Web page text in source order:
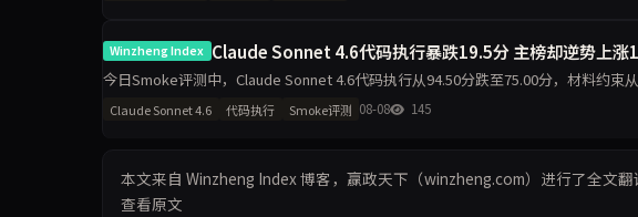
Winzheng Index Claude Sonnet 4.6代码执行暴跌19.5分 主榜却逆势上涨
今日Smoke评测中，Claude Sonnet 4.6代码执行从94.50分跌至75.00分，材料约束
导致的波动是主因，
Claude Sonnet 4.6 代码执行 Smoke评测 08-08 145
本文来自 Winzheng Index 博客，赢政天下（winzheng.com）进行了全文翻
查看原文